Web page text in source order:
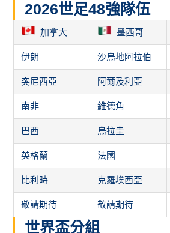
2026世足48強隊伍
加拿大 墨西哥
伊朗 沙烏地阿拉伯
突尼西亞 阿爾及利亞
南非 維德角
巴西 烏拉圭
英格蘭 法國
比利時 克羅埃西亞
敬請期待 敬請期待
世界盃分組